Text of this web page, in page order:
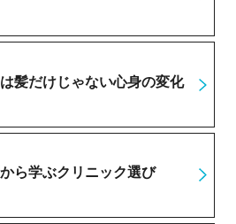
髪だけじゃない心身の変化
ら学ぶクリニック選び